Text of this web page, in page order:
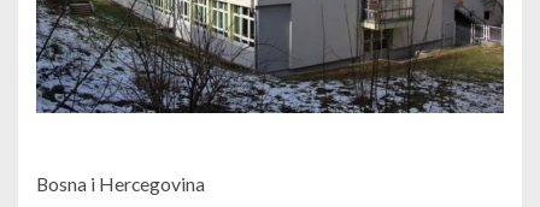
Bosna i Hercegovina